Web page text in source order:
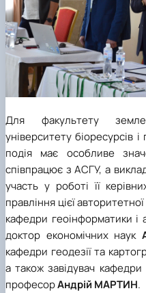
Для факультету
університету біоресурсів
подія має особливе
співпрацює з АСГУ, а
участь у роботі її
правління цієї
кафедри геоінформатики і
доктор економічних наук
кафедри геодезії та
а також завідувач
професорАндрій МАРТИН.